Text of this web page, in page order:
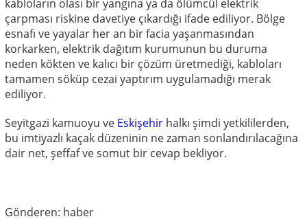
kabloların olası bir yangına ya da ölümcül elektrik
çarpması riskine davetiye çıkardığı ifade ediliyor. Bölge
esnafı ve yayalar her an bir facia yaşanmasından
korkarken, elektrik dağıtım kurumunun bu duruma
neden kökten ve kalıcı bir çözüm üretmediği, kabloları
tamamen söküp cezai yaptırım uygulamadığı merak
ediliyor.
Seyitgazi kamuoyu ve Eskişehir halkı şimdi yetkililerden,
bu imtiyazlı kaçak düzeninin ne zaman sonlandırılacağına
dair net, şeffaf ve somut bir cevap bekliyor.
Gönderen: haber